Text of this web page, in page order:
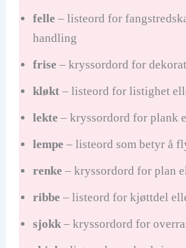
e
o
felle – listeord for
handling
frise – kryssordord for
kløkt– listeord for listighet
lekte – kryssordord for plank
lempe – listeord som betyr å
renke – kryssordord for plan
ribbe – listeord for kjøttdel
sjokk– kryssordord for